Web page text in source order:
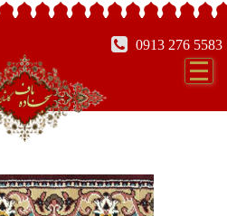
0913 276 5583